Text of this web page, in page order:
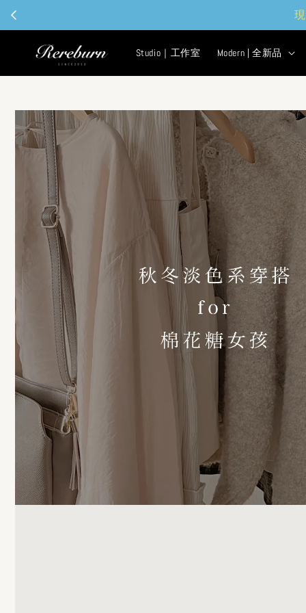
Studio｜工作室 Modern | 全新品